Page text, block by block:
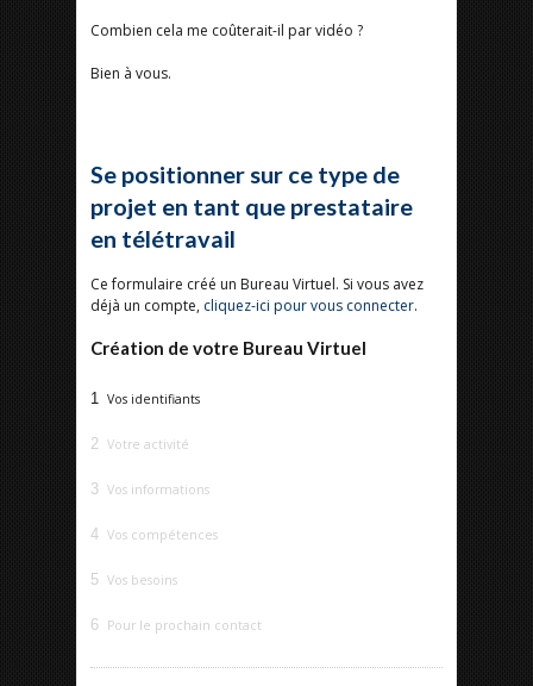
Combien cela me coûterait-il par vidéo ?
Bien à vous.
Se positionner sur ce type de
projet en tant que prestataire
en télétravail
Ce formulaire créé un Bureau Virtuel. Si vous avez
déjà un compte, cliquez-ici pour vous connecter.
Création de votre Bureau Virtuel
1 Vos identifiants
2 Votre activité
3 Vos informations
4 Vos compétences
5 Vos besoins
6 Pour le prochain contact